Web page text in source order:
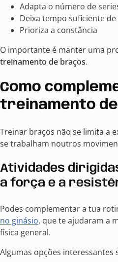
Adapta o número de
Deixa tempo suficiente de
Prioriza a constância
O importante é manter uma
treinamento de braços.
Como
treinamento
Treinar braços não se limita a
se trabalham noutros
Atividades
a força e a
Podes complementar a tua
no ginásio, que te ajudaram a
física general.
Algumas opções interessantes